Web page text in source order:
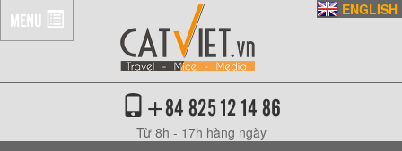
MENU
+84 825 12 14 86
Từ 8h - 17h hàng ngày
ENGLISH